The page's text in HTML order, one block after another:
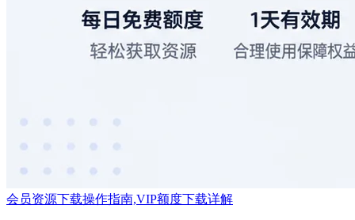
会员资源下载操作指南,VIP额度下载详解